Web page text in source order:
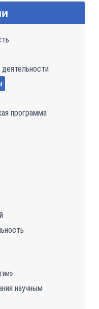
программа
научным